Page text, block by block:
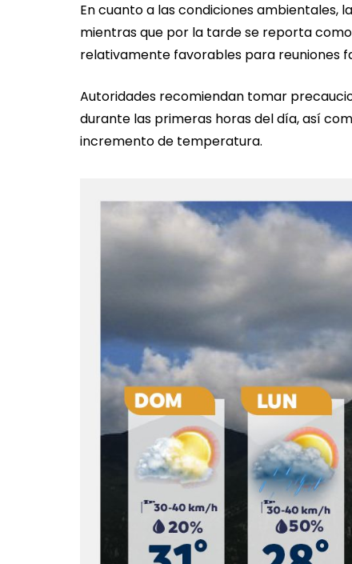
En cuanto a las condiciones ambientales,
mientras que por la tarde se reporta
relativamente favorables para reuniones
Autoridades recomiendan tomar
durante las primeras horas del día, así
incremento de temperatura.